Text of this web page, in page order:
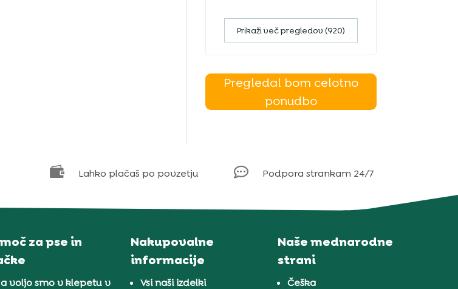
Prikaži več pregledov (920)
Pregledal bom celotno
ponudbo
 Lahko plačaš po povzetju  Podpora strankam 24/7
za pse in
voljo smo v klepetu v
Nakupovalne
informacije
Vsi naši izdelki
Naše mednarodne
strani
Češka